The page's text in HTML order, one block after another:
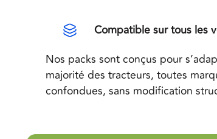
Compatible sur tous les
Nos packs sont conçus pour
majorité des tracteurs, toutes
confondues, sans modification